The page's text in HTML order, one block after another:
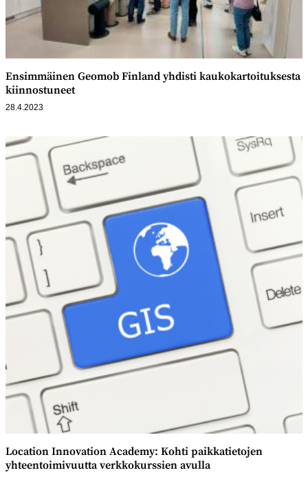
Ensimmäinen Geomob Finland yhdisti kaukokartoituksesta
kiinnostuneet
28.4.2023
Location Innovation Academy: Kohti paikkatietojen
yhteentoimivuutta verkkokurssien avulla